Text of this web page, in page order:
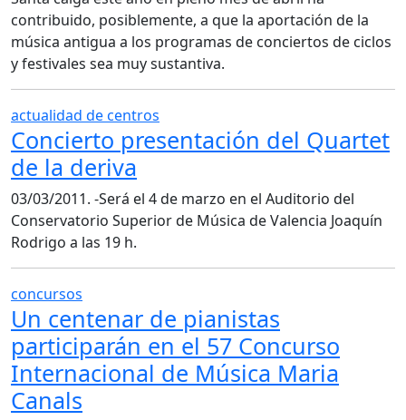
contribuido, posiblemente, a que la aportación de la
música antigua a los programas de conciertos de ciclos
y festivales sea muy sustantiva.
actualidad de centros
Concierto presentación del Quartet
de la deriva
03/03/2011. -Será el 4 de marzo en el Auditorio del
Conservatorio Superior de Música de Valencia Joaquín
Rodrigo a las 19 h.
concursos
Un centenar de pianistas
participarán en el 57 Concurso
Internacional de Música Maria
Canals